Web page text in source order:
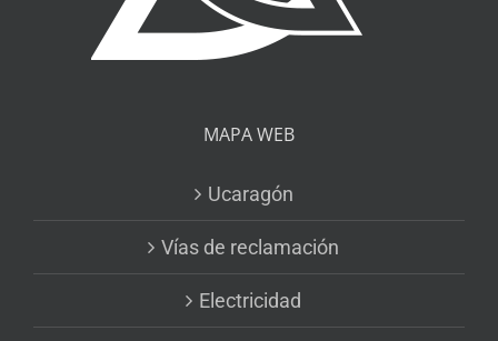
MAPA WEB
Ucaragón
Vías de reclamación
Electricidad